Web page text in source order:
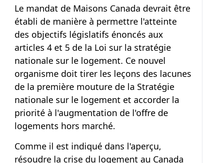
Le mandat de Maisons Canada devrait être
établi de manière à permettre l'atteinte
des objectifs législatifs énoncés aux
articles 4 et 5 de la Loi sur la stratégie
nationale sur le logement. Ce nouvel
organisme doit tirer les leçons des lacunes
de la première mouture de la Stratégie
nationale sur le logement et accorder la
priorité à l'augmentation de l'offre de
logements hors marché.
Comme il est indiqué dans l'aperçu,
résoudre la crise du logement au Canada